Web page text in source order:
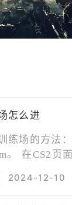
怎么进
练场的方法
。 在CS2页
意工坊搜索
”>“练习”>“
。 在控
2024-12-10